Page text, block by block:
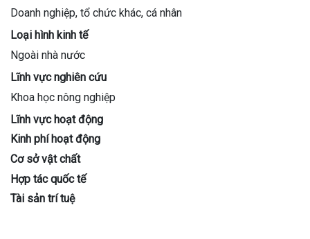
Doanh nghiệp, tổ chức khác, cá nhân
Loại hình kinh tế
Ngoài nhà nước
Lĩnh vực nghiên cứu
Khoa học nông nghiệp
Lĩnh vực hoạt động
Kinh phí hoạt động
Cơ sở vật chất
Hợp tác quốc tế
Tài sản trí tuệ